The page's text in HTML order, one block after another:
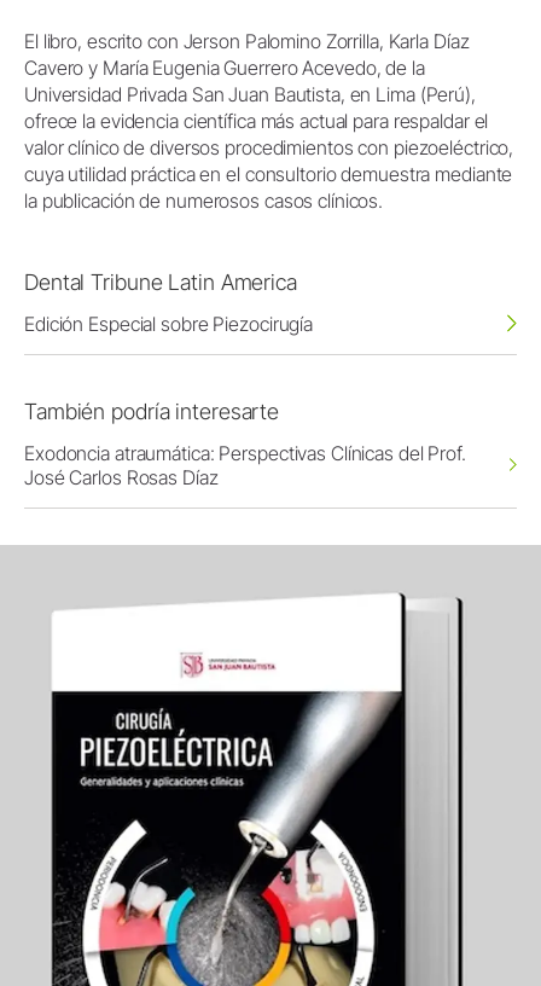
El libro, escrito con Jerson Palomino Zorrilla, Karla Díaz
Cavero y María Eugenia Guerrero Acevedo, de la
Universidad Privada San Juan Bautista, en Lima (Perú),
ofrece la evidencia científica más actual para respaldar el
valor clínico de diversos procedimientos con piezoeléctrico,
cuya utilidad práctica en el consultorio demuestra mediante
la publicación de numerosos casos clínicos.
Dental Tribune Latin America
Edición Especial sobre Piezocirugía
También podría interesarte
Exodoncia atraumática: Perspectivas Clínicas del Prof.
José Carlos Rosas Díaz